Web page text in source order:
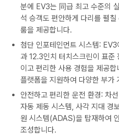
분에 EV3는 同급 최고 수준의
석 승객도 편안하게 다리를 펼
룸을 제공합니다.
첨단 인포테인먼트 시스템:
과 12.3인치 터치스크린이 표준
이고 편리한 사용 경험을 제공
플랫폼을 지원하여 다양한 부가
안전하고 편리한 운전 환경: 차
자동 제동 시스템, 사각 지대 경
원 시스템(ADAS)을 탑재하여
조성합니다.